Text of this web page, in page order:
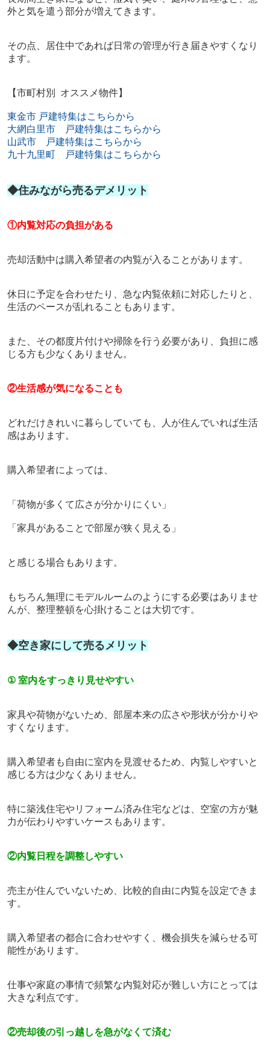
外と気を遣う部分が増えてきます。
その点、居住中であれば日常の管理が行き届きやすくなり
ます。
【市町村別 オススメ物件】
東金市 戸建特集はこちらから
大網白里市 戸建特集はこちらから
山武市 戸建特集はこちらから
九十九里町 戸建特集はこちらから
◆住みながら売るデメリット
①内覧対応の負担がある
売却活動中は購入希望者の内覧が入ることがあります。
休日に予定を合わせたり、急な内覧依頼に対応したりと、
生活のペースが乱れることもあります。
また、その都度片付けや掃除を行う必要があり、負担に感
じる方も少なくありません。
②生活感が気になることも
どれだけきれいに暮らしていても、人が住んでいれば生活
感はあります。
購入希望者によっては、
「荷物が多くて広さが分かりにくい」
「家具があることで部屋が狭く見える」
と感じる場合もあります。
もちろん無理にモデルルームのようにする必要はありませ
んが、整理整頓を心掛けることは大切です。
◆空き家にして売るメリット
① 室内をすっきり見せやすい
家具や荷物がないため、部屋本来の広さや形状が分かりや
すくなります。
購入希望者も自由に室内を見渡せるため、内覧しやすいと
感じる方は少なくありません。
特に築浅住宅やリフォーム済み住宅などは、空室の方が魅
力が伝わりやすいケースもあります。
②内覧日程を調整しやすい
売主が住んでいないため、比較的自由に内覧を設定できま
す。
購入希望者の都合に合わせやすく、機会損失を減らせる可
能性があります。
仕事や家庭の事情で頻繁な内覧対応が難しい方にとっては
大きな利点です。
②売却後の引っ越しを急がなくて済む